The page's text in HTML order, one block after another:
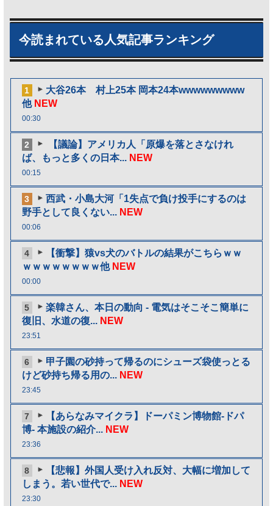
今読まれている人気記事ランキング
1
大谷26本 村上25本 岡本24本wwwwwwwww
他 NEW
00:30
2
【議論】アメリカ人「原爆を落とさなけれ
ば、もっと多くの日本... NEW
00:15
3
西武・小島大河「1失点で負け投手にするのは
野手として良くない... NEW
00:06
4
【衝撃】猿vs犬のバトルの結果がこちらｗｗ
ｗｗｗｗｗｗｗｗ他 NEW
00:00
5
楽韓さん、本日の動向 - 電気はそこそこ簡単に
復旧、水道の復... NEW
23:51
6
甲子園の砂持って帰るのにシューズ袋使っとる
けど砂持ち帰る用の... NEW
23:45
7
【あらなみマイクラ】ドーパミン博物館-ドパ
博- 本施設の紹介... NEW
23:36
8
【悲報】外国人受け入れ反対、大幅に増加して
しまう。若い世代で... NEW
23:30